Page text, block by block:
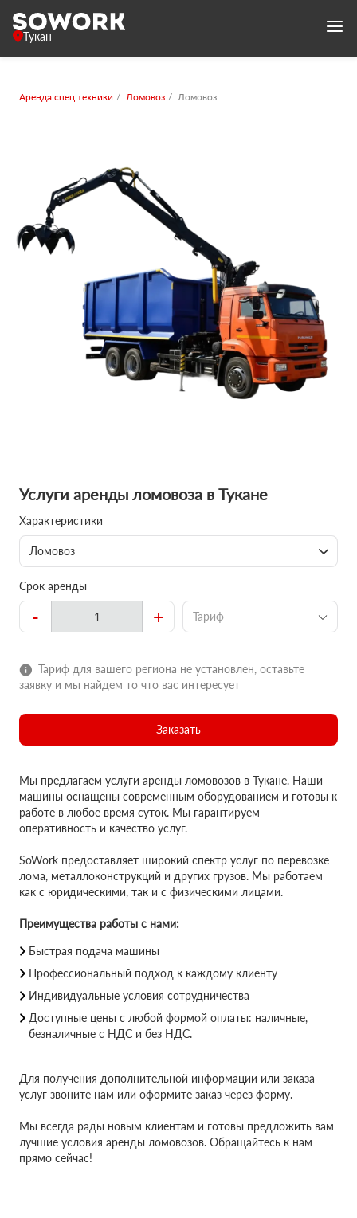
Тукан
Аренда спец.техники Ломовоз Ломовоз
Услуги аренды ломовоза в Тукане
Характеристики
Ломовоз
Срок аренды
- + Тариф
Тариф для вашего региона не установлен, оставьте
заявку и мы найдем то что вас интересует
Заказать
Мы предлагаем услуги аренды ломовозов в Тукане. Наши
машины оснащены современным оборудованием и готовы к
работе в любое время суток. Мы гарантируем
оперативность и качество услуг.
SoWork предоставляет широкий спектр услуг по перевозке
лома, металлоконструкций и других грузов. Мы работаем
как с юридическими, так и с физическими лицами.
Преимущества работы с нами:
Быстрая подача машины
Профессиональный подход к каждому клиенту
Индивидуальные условия сотрудничества
Доступные цены с любой формой оплаты: наличные,
безналичные с НДС и без НДС.
Для получения дополнительной информации или заказа
услуг звоните нам или оформите заказ через форму.
Мы всегда рады новым клиентам и готовы предложить вам
лучшие условия аренды ломовозов. Обращайтесь к нам
прямо сейчас!